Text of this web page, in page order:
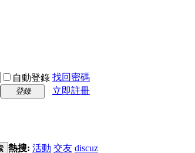
自動登錄 找回密碼
登錄
立即註冊
熱搜: 活動 交友 discuz